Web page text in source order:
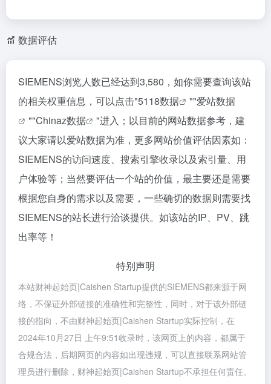
数据评估
SIEMENS浏览人数已经达到3,580，如你需要查询该站
的相关权重信息，可以点击"5118数据 ""爱站数据
""Chinaz数据
"进入；以目前的网站数据参考，建
议大家请以爱站数据为准，更多网站价值评估因素如：
SIEMENS的访问速度、搜索引擎收录以及索引量、用
户体验等；当然要评估一个站的价值，最主要还是需要
根据您自身的需求以及需要，一些确切的数据则需要找
SIEMENS的站长进行洽谈提供。如该站的IP、PV、跳
出率等！
特别声明
本站财神起始页|Caishen Startup提供的SIEMENS都来源于网
络，不保证外部链接的准确性和完整性，同时，对于该外部链
接的指向，不由财神起始页|Caishen Startup实际控制，在
2024年10月27日 上午9:51收录时，该网页上的内容，都属于
合规合法，后期网页的内容如出现违规，可以直接联系网站管
理员进行删除，财神起始页|Caishen Startup不承担任何责任。